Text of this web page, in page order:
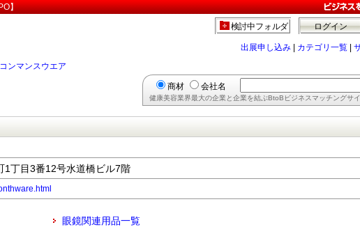
】
ログイン
検討中フォルダ
出展申し込み カテゴリ一覧
ンマンスウエア
商材 会社名
健康美容業界最大の企業と企業を結ぶBtoBビジネスマッチングサ
丁目3番12号水道橋ビル7階
眼鏡関連用品一覧